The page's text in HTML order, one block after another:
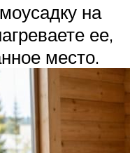
на
ее,
место.